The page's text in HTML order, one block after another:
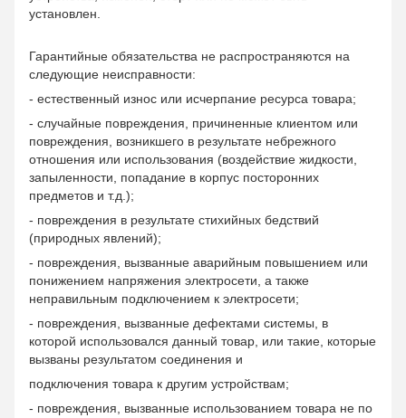
установлен.
Гарантийные обязательства не распространяются на
следующие неисправности:
- естественный износ или исчерпание ресурса товара;
- случайные повреждения, причиненные клиентом или
повреждения, возникшего в результате небрежного
отношения или использования (воздействие жидкости,
запыленности, попадание в корпус посторонних
предметов и т.д.);
- повреждения в результате стихийных бедствий
(природных явлений);
- повреждения, вызванные аварийным повышением или
понижением напряжения электросети, а также
неправильным подключением к электросети;
- повреждения, вызванные дефектами системы, в
которой использовался данный товар, или такие, которые
вызваны результатом соединения и
подключения товара к другим устройствам;
- повреждения, вызванные использованием товара не по